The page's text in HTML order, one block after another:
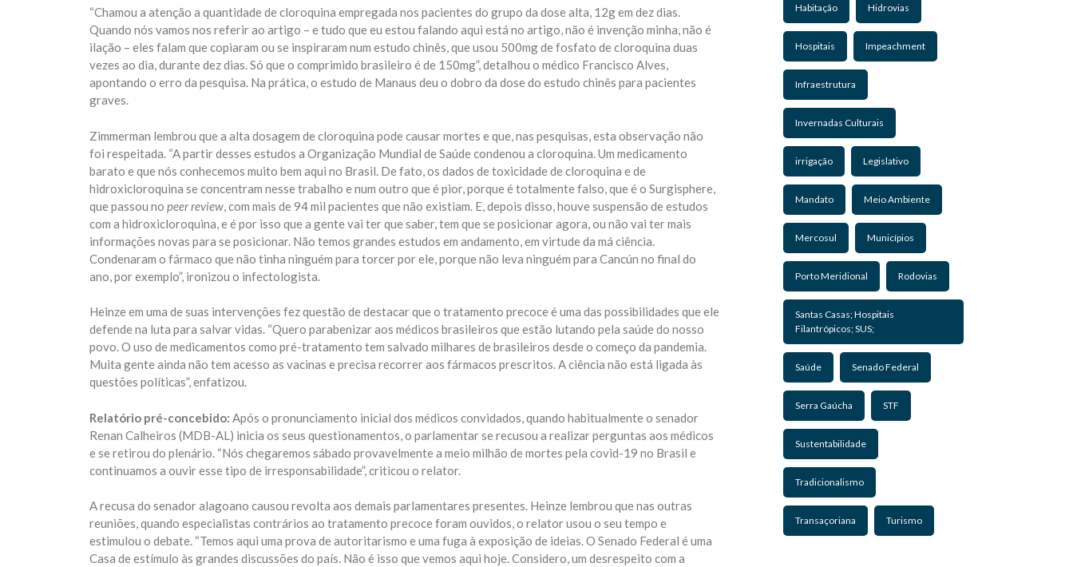
“Chamou a atenção a quantidade de cloroquina empregada nos pacientes do grupo da dose alta, 12g em dez dias.
Quando nós vamos nos referir ao artigo – e tudo que eu estou falando aqui está no artigo, não é invenção minha, não é
ilação – eles falam que copiaram ou se inspiraram num estudo chinês, que usou 500mg de fosfato de cloroquina duas
vezes ao dia, durante dez dias. Só que o comprimido brasileiro é de 150mg”, detalhou o médico Francisco Alves,
apontando o erro da pesquisa. Na prática, o estudo de Manaus deu o dobro da dose do estudo chinês para pacientes
graves.
Zimmerman lembrou que a alta dosagem de cloroquina pode causar mortes e que, nas pesquisas, esta observação não
foi respeitada. “A partir desses estudos a Organização Mundial de Saúde condenou a cloroquina. Um medicamento
barato e que nós conhecemos muito bem aqui no Brasil. De fato, os dados de toxicidade de cloroquina e de
hidroxicloroquina se concentram nesse trabalho e num outro que é pior, porque é totalmente falso, que é o Surgisphere,
que passou no peer review , com mais de 94 mil pacientes que não existiam. E, depois disso, houve suspensão de estudos
com a hidroxicloroquina, e é por isso que a gente vai ter que saber, tem que se posicionar agora, ou não vai ter mais
informações novas para se posicionar. Não temos grandes estudos em andamento, em virtude da má ciência.
Condenaram o fármaco que não tinha ninguém para torcer por ele, porque não leva ninguém para Cancún no final do
ano, por exemplo”, ironizou o infectologista.
Heinze em uma de suas intervenções fez questão de destacar que o tratamento precoce é uma das possibilidades que ele
defende na luta para salvar vidas. “Quero parabenizar aos médicos brasileiros que estão lutando pela saúde do nosso
povo. O uso de medicamentos como pré-tratamento tem salvado milhares de brasileiros desde o começo da pandemia.
Muita gente ainda não tem acesso as vacinas e precisa recorrer aos fármacos prescritos. A ciência não está ligada às
questões políticas”, enfatizou.
Relatório pré-concebido: Após o pronunciamento inicial dos médicos convidados, quando habitualmente o senador
Renan Calheiros (MDB-AL) inicia os seus questionamentos, o parlamentar se recusou a realizar perguntas aos médicos
e se retirou do plenário. “Nós chegaremos sábado provavelmente a meio milhão de mortes pela covid-19 no Brasil e
continuamos a ouvir esse tipo de irresponsabilidade”, criticou o relator.
A recusa do senador alagoano causou revolta aos demais parlamentares presentes. Heinze lembrou que nas outras
reuniões, quando especialistas contrários ao tratamento precoce foram ouvidos, o relator usou o seu tempo e
estimulou o debate. “Temos aqui uma prova de autoritarismo e uma fuga à exposição de ideias. O Senado Federal é uma
Casa de estímulo às grandes discussões do país. Não é isso que vemos aqui hoje. Considero, um desrespeito com a
Habitação Hidrovias
Hospitais Impeachment
Infraestrutura
Invernadas Culturais
irrigação Legislativo
Mandato Meio Ambiente
Mercosul Municípios
Porto Meridional Rodovias
Santas Casas; Hospitais
Filantrópicos; SUS;
Saúde Senado Federal
Serra Gaúcha STF
Sustentabilidade
Tradicionalismo
Transaçoriana Turismo